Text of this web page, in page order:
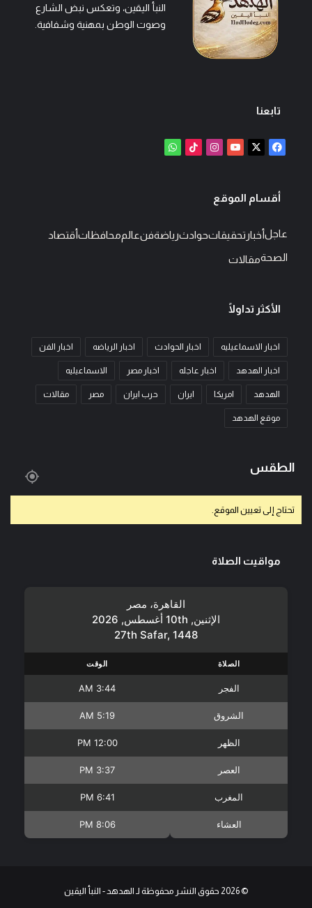
النبأ اليقين، وتعكس نبض الشارع
وصوت الوطن بمهنية وشفافية.
تابعنا
فيسبوك ‫YouTubeانستقرام‫TikTok
أقسام الموقع
عاجلأخبار تحقيقاتحوادثرياضةفنعالممحافظاتأقتصاد
الصحةمقالات
الأكثر تداولًا
اخبار الاسماعيليه اخبار الحوادث اخبار الرياضه اخبار الفن
اخبار الهدهد اخبار عاجله اخبار مصر الاسماعيليه
الهدهد امريكا ايران حرب ايران مصر مقالات
موقع الهدهد
الطقس
تحتاج إلى تعيين الموقع.
مواقيت الصلاة
القاهرة، مصر
الإثنين, 10th أغسطس, 2026
27th Safar, 1448
الصلاة الوقت
الفجر 3:44 AM
الشروق 5:19 AM
الظهر 12:00 PM
العصر 3:37 PM
المغرب 6:41 PM
العشاء 8:06 PM
© 2026 حقوق النشر محفوظة لـ الهدهد - النبأ اليقين